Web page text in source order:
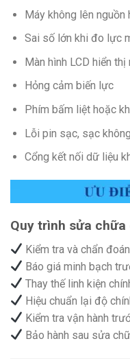
Máy không lên
Sai số lớn khi đo lực
Màn hình LCD hiển
Hỏng cảm biến lực
Phím bấm liệt hoặc
Lỗi pin sạc, sạc
Cổng kết nối dữ liệu
Quy trình sửa chữa
Kiểm tra và chẩn
Báo giá minh bạch
Thay thế linh kiện
Hiệu chuẩn lại độ
Kiểm tra vận hành
Bảo hành sau sửa